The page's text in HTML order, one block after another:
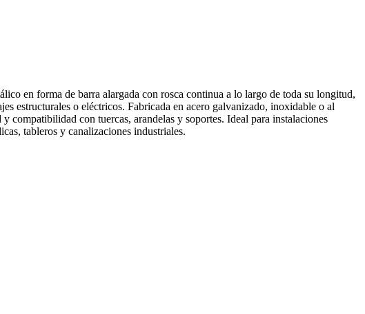
en forma de barra alargada con rosca continua a lo largo de toda su longitud,
estructurales o eléctricos. Fabricada en acero galvanizado, inoxidable o al
compatibilidad con tuercas, arandelas y soportes. Ideal para instalaciones
tableros y canalizaciones industriales.